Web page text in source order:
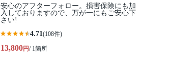
安心のアフターフォロー。損害保険にも加
入しておりますので、万が一にもご安心下
さい!
4.71(108件)
13,800円/ 1箇所